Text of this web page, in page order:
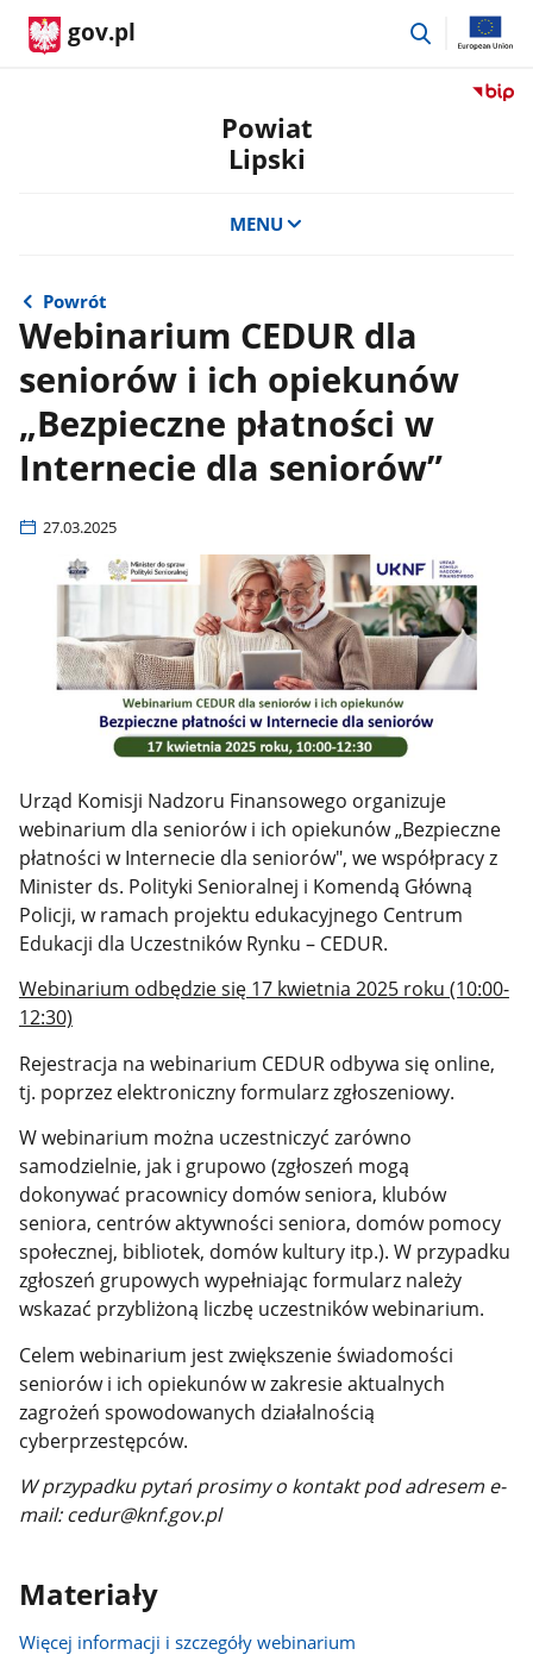
gov.pl
przejdź
Przejdź
Powiat
Lipski
MENU
Powrót
Webinarium CEDUR dla
seniorów i ich opiekunów
„Bezpieczne płatności w
Internecie dla seniorów”
27.03.2025
Urząd Komisji Nadzoru Finansowego organizuje
webinarium dla seniorów i ich opiekunów „Bezpieczne
płatności w Internecie dla seniorów", we współpracy z
Minister ds. Polityki Senioralnej i Komendą Główną
Policji, w ramach projektu edukacyjnego Centrum
Edukacji dla Uczestników Rynku – CEDUR.
Webinarium odbędzie się 17 kwietnia 2025 roku (10:00-
12:30)
Rejestracja na webinarium CEDUR odbywa się online,
tj. poprzez elektroniczny formularz zgłoszeniowy.
W webinarium można uczestniczyć zarówno
samodzielnie, jak i grupowo (zgłoszeń mogą
dokonywać pracownicy domów seniora, klubów
seniora, centrów aktywności seniora, domów pomocy
społecznej, bibliotek, domów kultury itp.). W przypadku
zgłoszeń grupowych wypełniając formularz należy
wskazać przybliżoną liczbę uczestników webinarium.
Celem webinarium jest zwiększenie świadomości
seniorów i ich opiekunów w zakresie aktualnych
zagrożeń spowodowanych działalnością
cyberprzestępców.
W przypadku pytań prosimy o kontakt pod adresem e-
mail: cedur@knf.gov.pl
Materiały
Więcej informacji i szczegóły webinarium